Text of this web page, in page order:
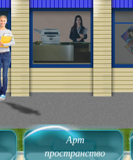
Арт
пространство